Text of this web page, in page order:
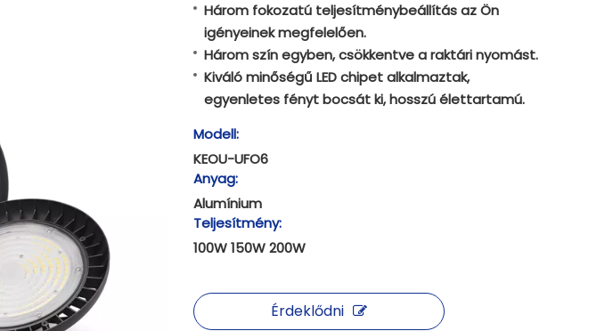
Három fokozatú teljesítménybeállítás az Ön
igényeinek megfelelően.
Három szín egyben, csökkentve a raktári nyomást.
Kiváló minőségű LED chipet alkalmaztak,
egyenletes fényt bocsát ki, hosszú élettartamú.
Modell:
KEOU-UFO6
Anyag:
Alumínium
Teljesítmény:
100W 150W 200W
Érdeklődni